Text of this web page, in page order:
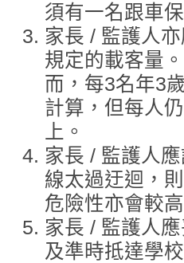
須有一名跟車
家長 / 監護人
規定的載客量
而，每3名年3
計算，但每人
上。
家長 / 監護人
線太過迂迴，
危險性亦會較
家長 / 監護人
及準時抵達學